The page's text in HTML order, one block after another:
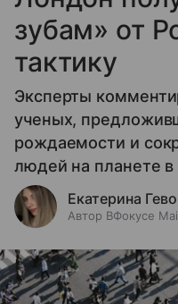
зубам» от
тактику
Эксперты
ученых,
рождаемости и
людей на планете в
Екатерина
Автор ВФокусе